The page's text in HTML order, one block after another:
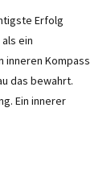
Erfolg
ein
inneren Kompass
das bewahrt.
Ein innerer